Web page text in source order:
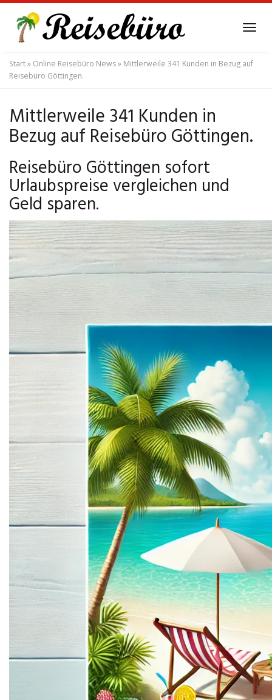
main
content
Start» Online Reisebüro News» Mittlerweile 341 Kunden in Bezug auf
Reisebüro Göttingen.
Mittlerweile 341 Kunden in
Bezug auf Reisebüro Göttingen.
Reisebüro Göttingen sofort
Urlaubspreise vergleichen und
Geld sparen.